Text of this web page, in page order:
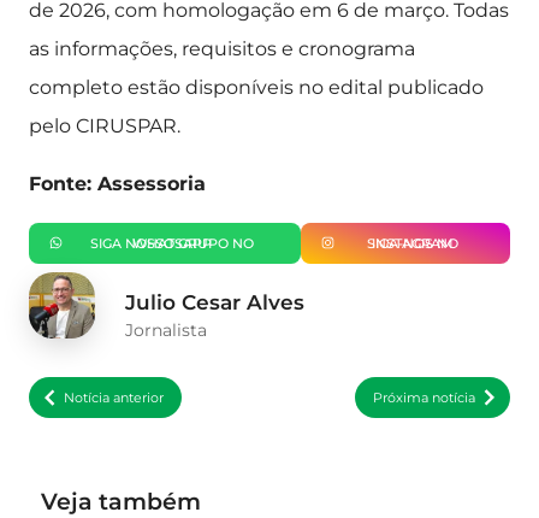
de 2026, com homologação em 6 de março. Todas
as informações, requisitos e cronograma
completo estão disponíveis no edital publicado
pelo CIRUSPAR.
Fonte: Assessoria
SIGA NOSSO GRUPO NO WHATSAPP SIGA-NOS NO INSTAGRAM
Julio Cesar Alves
Jornalista
Notícia anterior Próxima notícia
Veja também